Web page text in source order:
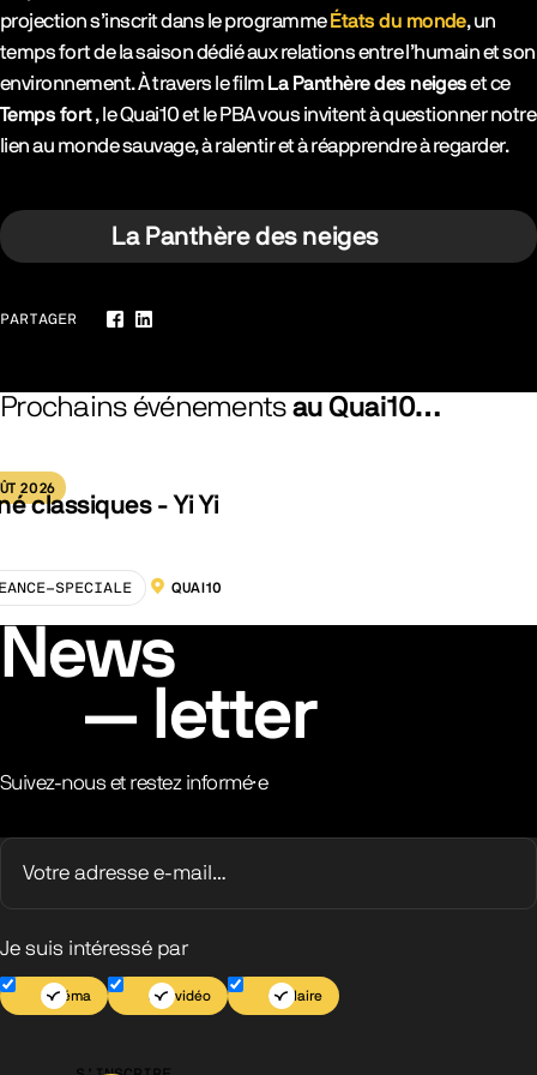
projection s’inscrit dans le programme États du monde, un
temps fort de la saison dédié aux relations entre l’humain et son
environnement. À travers le film La Panthère des neigeset ce
Temps fort, le Quai10 et le PBA vous invitent à questionner notre
lien au monde sauvage, à ralentir et à réapprendre à regarder.
La Panthère des neiges
PARTAGER
Facebook
LinkedIn
Prochains événements au Quai10…
2026
classiques - Yi Yi
SPECIALE LOCALISATION :
QUAI10
News
letter
Suivez-nous et restez informé·e
Je suis intéressé par
Cinéma Jeu vidéo Scolaire